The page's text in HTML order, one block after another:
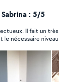
de
de qualité,
travail.
: 5/5
très très bon
le nécessaire
fermé.